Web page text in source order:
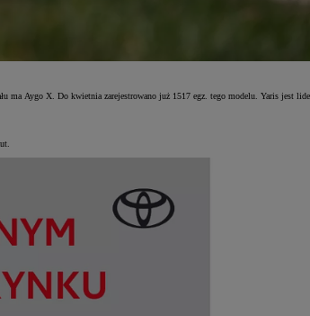
ma Aygo X. Do kwietnia zarejestrowano już 1517 egz. tego modelu. Yaris jest